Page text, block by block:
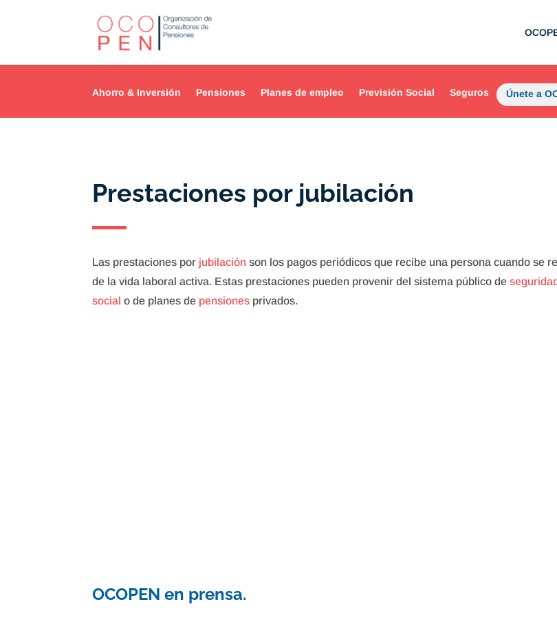
Ahorro & Inversión Pensiones Planes de empleo Previsión Social Seguros Únete a
Prestaciones por jubilación
Las prestaciones por jubilación son los pagos periódicos que recibe una persona cuando se
de la vida laboral activa. Estas prestaciones pueden provenir del sistema público de
social o de planes de pensiones privados.
OCOPEN en prensa.